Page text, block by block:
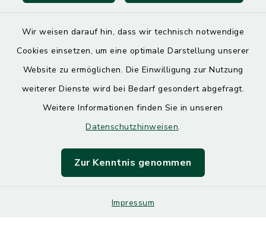
Wir weisen darauf hin, dass wir technisch notwendige
Cookies einsetzen, um eine optimale Darstellung unserer
Website zu ermöglichen. Die Einwilligung zur Nutzung
weiterer Dienste wird bei Bedarf gesondert abgefragt.
Weitere Informationen finden Sie in unseren
Datenschutzhinweisen.
Zur Kenntnis genommen
Impressum
Barrierefreiheit
Impressum
Sitemap